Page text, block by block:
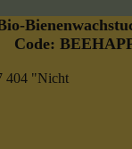
Code:
404 "Nicht